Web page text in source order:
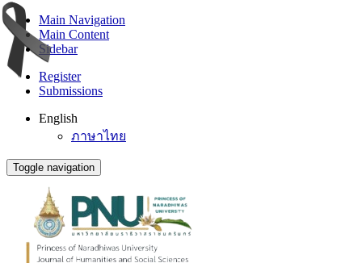
Main Navigation
Main Content
Sidebar
Register
Submissions
English
ภาษาไทย
Toggle navigation